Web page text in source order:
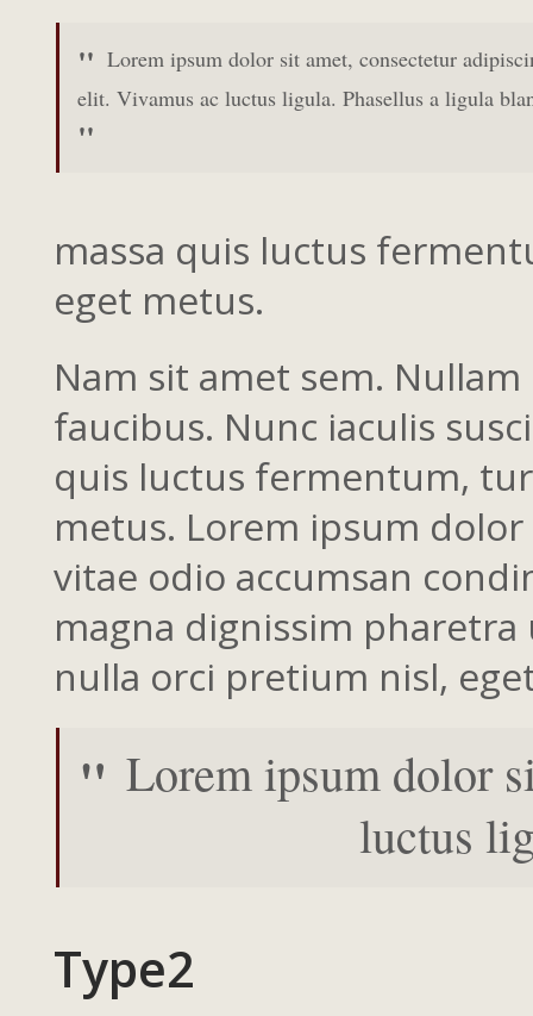
Lorem ipsum dolor sit amet, consectetur
elit. Vivamus ac luctus ligula. Phasellus a ligula
massa quis luctus
eget metus.
Nam sit amet sem.
faucibus. Nunc iaculis
quis luctus fermentum,
metus. Lorem ipsum
vitae odio accumsan
magna dignissim
nulla orci pretium nisl,
Lorem ipsum dolor
luctus
Type2